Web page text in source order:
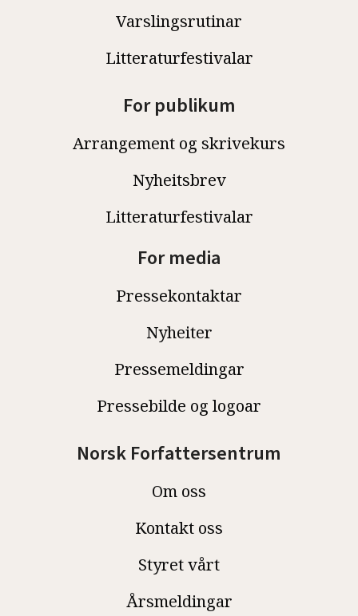
Varslingsrutinar
Litteraturfestivalar
For publikum
Arrangement og skrivekurs
Nyheitsbrev
Litteraturfestivalar
For media
Pressekontaktar
Nyheiter
Pressemeldingar
Pressebilde og logoar
Norsk Forfattersentrum
Om oss
Kontakt oss
Styret vårt
Årsmeldingar